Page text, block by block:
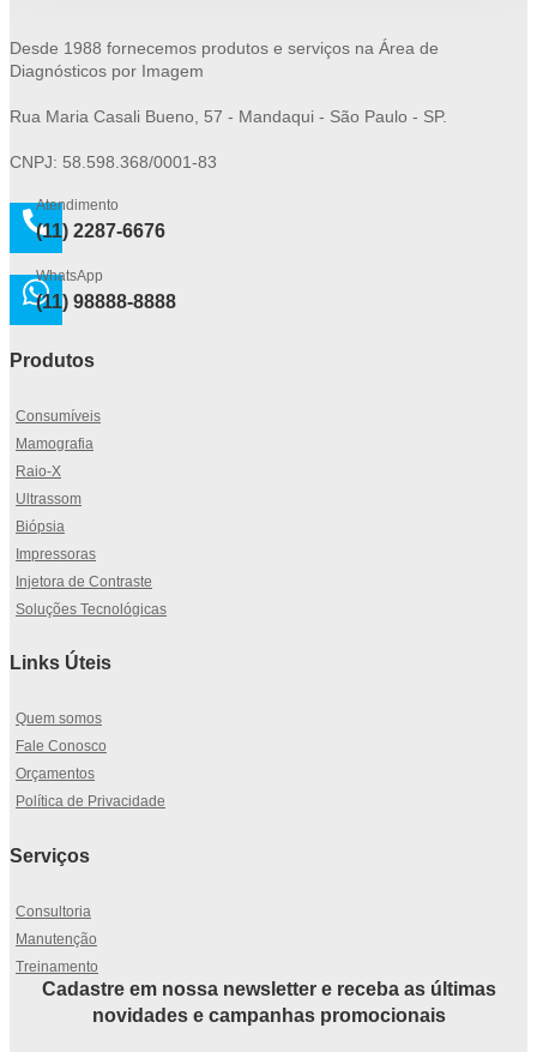
Desde 1988 fornecemos produtos e serviços na Área de
Diagnósticos por Imagem
Rua Maria Casali Bueno, 57 - Mandaqui - São Paulo - SP.
CNPJ: 58.598.368/0001-83
Atendimento
(11) 2287-6676
WhatsApp
(11) 98888-8888
Produtos
Consumíveis
Mamografia
Raio-X
Ultrassom
Biópsia
Impressoras
Injetora de Contraste
Soluções Tecnológicas
Links Úteis
Quem somos
Fale Conosco
Orçamentos
Política de Privacidade
Serviços
Consultoria
Manutenção
Treinamento
Cadastre em nossa newsletter e receba as últimas
novidades e campanhas promocionais